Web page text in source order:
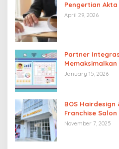
Pengertian
April 29, 2026
Partner
Memaksimalkan
January 15, 2026
BOS
Franchise Salon
November 7, 2025